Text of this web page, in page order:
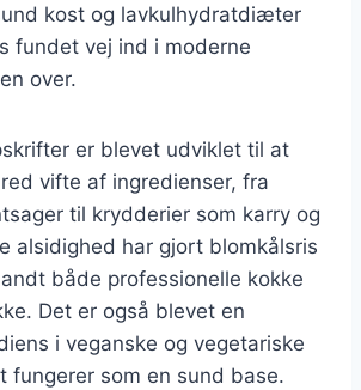
kost og lavkulhydratdiæter
fundet vej ind i moderne
over.
er blevet udviklet til at
vifte af ingredienser, fra
til krydderier som karry og
alsidighed har gjort blomkålsris
både professionelle kokke
Det er også blevet en
i veganske og vegetariske
fungerer som en sund base.